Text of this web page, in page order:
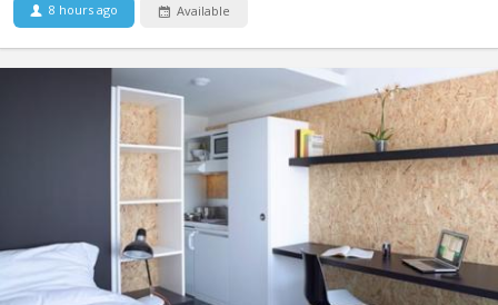
8 hours ago Available
BK 11903
We offer quality studios for students in a standing residence
ideally located near the University (ULB and VUB) Superior
studios are located on the top floor, garden side. As from 970€
including charges.